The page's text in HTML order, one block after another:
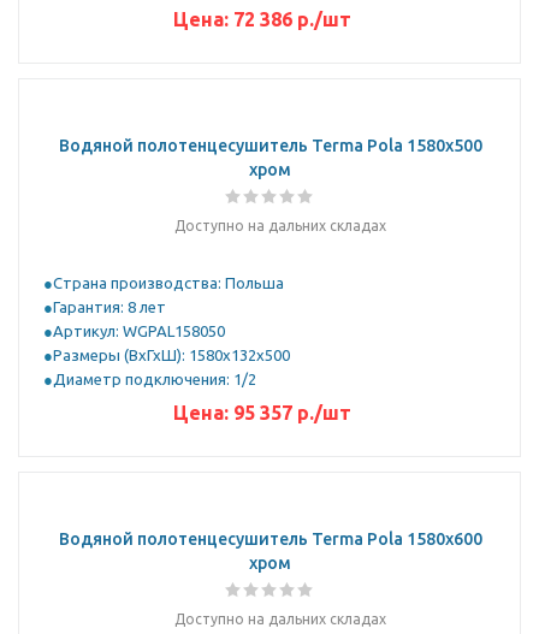
Цена: 72 386 р./шт
Водяной полотенцесушитель Terma Pola 1580x500
хром
Доступно на дальних складах
Страна производства: Польша
Гарантия: 8 лет
Артикул: WGPAL158050
Размеры (ВхГхШ): 1580х132х500
Диаметр подключения: 1/2
Цена: 95 357 р./шт
Водяной полотенцесушитель Terma Pola 1580x600
хром
Доступно на дальних складах